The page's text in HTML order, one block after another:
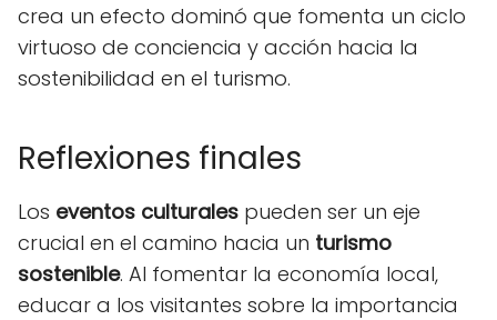
crea un efecto dominó que fomenta un ciclo
virtuoso de conciencia y acción hacia la
sostenibilidad en el turismo.
Reflexiones finales
Los eventos culturales pueden ser un eje
crucial en el camino hacia un turismo
sostenible. Al fomentar la economía local,
educar a los visitantes sobre la importancia